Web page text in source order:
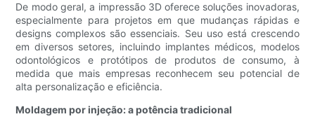
De modo geral, a impressão 3D oferece soluções inovadoras,
especialmente para projetos em que mudanças rápidas e
designs complexos são essenciais. Seu uso está crescendo
em diversos setores, incluindo implantes médicos, modelos
odontológicos e protótipos de produtos de consumo, à
medida que mais empresas reconhecem seu potencial de
alta personalização e eficiência.
Moldagem por injeção: a potência tradicional